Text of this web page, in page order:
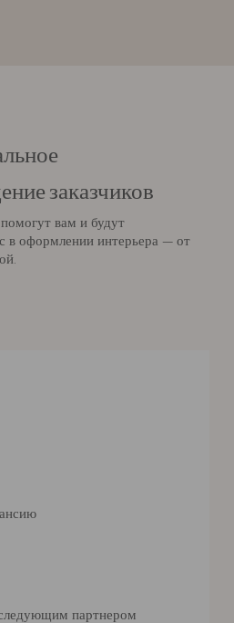
заказчиков
вам и будут
в оформлении интерьера — от
партнером